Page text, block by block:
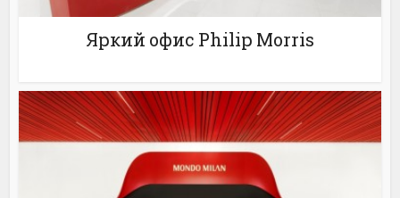
Яркий офис Philip Morris